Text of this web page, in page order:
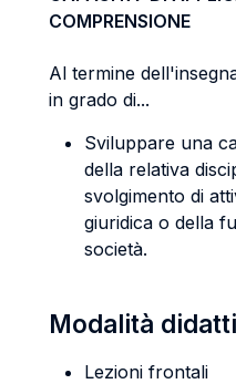
COMPRENSIONE
Al termine
in grado di...
Sviluppare una
della relativa
svolgimento di
giuridica o della
società.
Modalità
Lezioni frontali